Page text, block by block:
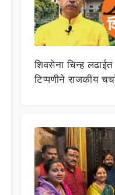
शिवसेना चिन्ह लढाईत
टिप्पणीने राजकीय